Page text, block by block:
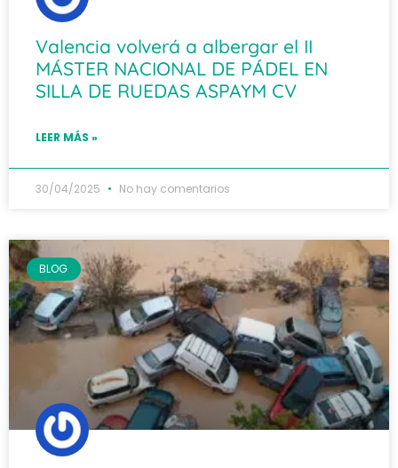
Valencia volverá a albergar el II
MÁSTER NACIONAL DE PÁDEL EN
SILLA DE RUEDAS ASPAYM CV
LEER MÁS »
30/04/2025 No hay comentarios
BLOG